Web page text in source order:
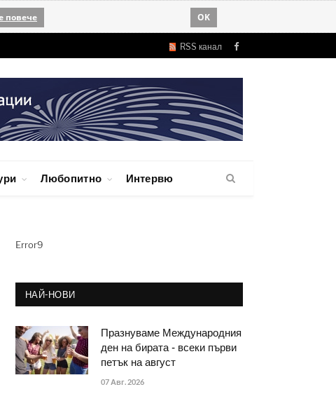
повече OK
RSS канал Facebook
Любопитно Интервю
Error9
НАЙ-НОВИ
Празнуваме Международния
ден на бирата - всеки първи
петък на август
07 Авг. 2026